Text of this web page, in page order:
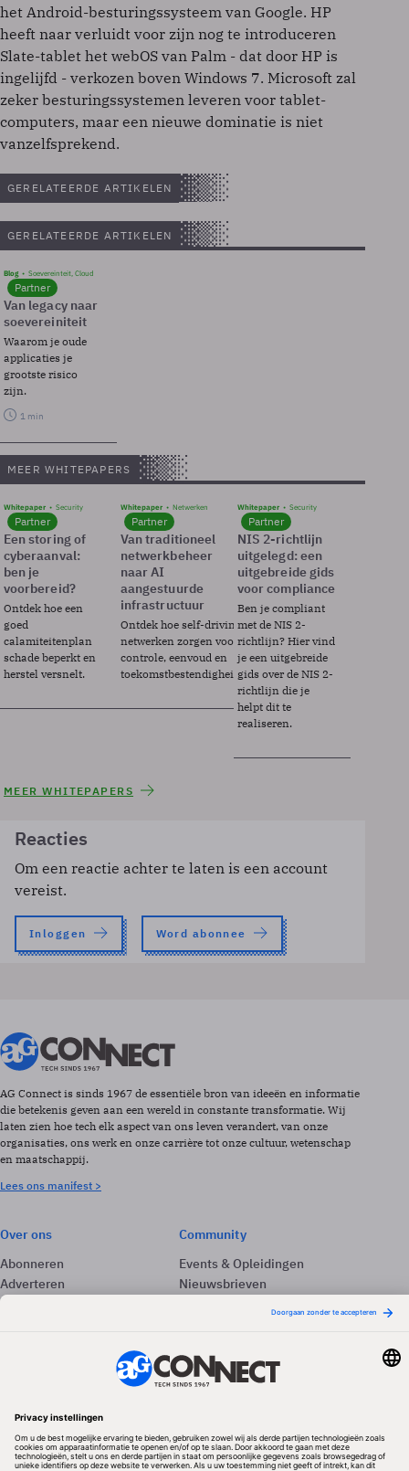
het Android-besturingssysteem van Google. HP
heeft naar verluidt voor zijn nog te introduceren
Slate-tablet het webOS van Palm - dat door HP is
ingelijfd - verkozen boven Windows 7. Microsoft zal
zeker besturingssystemen leveren voor tablet-
computers, maar een nieuwe dominatie is niet
vanzelfsprekend.
GERELATEERDE ARTIKELEN
GERELATEERDE ARTIKELEN
Blog Soevereinteit, Cloud
Partner
Van legacy naar
soevereiniteit
Waarom je oude
applicaties je
grootste risico
zijn.
1 min
MEER WHITEPAPERS
Whitepaper Security
Partner
Een storing of
cyberaanval:
ben je
voorbereid?
Ontdek hoe een
goed
calamiteitenplan
schade beperkt en
herstel versnelt.
Whitepaper Netwerken
Partner
Van traditioneel
netwerkbeheer
naar AI
aangestuurde
infrastructuur
Ontdek hoe self-driving
netwerken zorgen voor
controle, eenvoud en
toekomstbestendigheid.
Whitepaper Security
Partner
NIS 2-richtlijn
uitgelegd: een
uitgebreide gids
voor compliance
Ben je compliant
met de NIS 2-
richtlijn? Hier vind
je een uitgebreide
gids over de NIS 2-
richtlijn die je
helpt dit te
realiseren.
MEER WHITEPAPERS
Reacties
Om een reactie achter te laten is een account
vereist.
Inloggen Word abonnee
AG Connect is sinds 1967 de essentiële bron van ideeën en informatie
die betekenis geven aan een wereld in constante transformatie. Wij
laten zien hoe tech elk aspect van ons leven verandert, van onze
organisaties, ons werk en onze carrière tot onze cultuur, wetenschap
en maatschappij.
Lees ons manifest >
Over ons
Abonneren
Adverteren
Contact
Community
Events & Opleidingen
Nieuwsbrieven